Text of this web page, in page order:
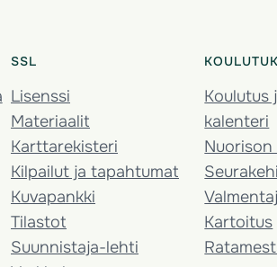
SSL
Lisenssi
Materiaalit
Karttarekisteri
Kilpailut ja tapahtumat
Kuvapankki
Tilastot
Suunnistaja-lehti
kalenteri
Kartoitus